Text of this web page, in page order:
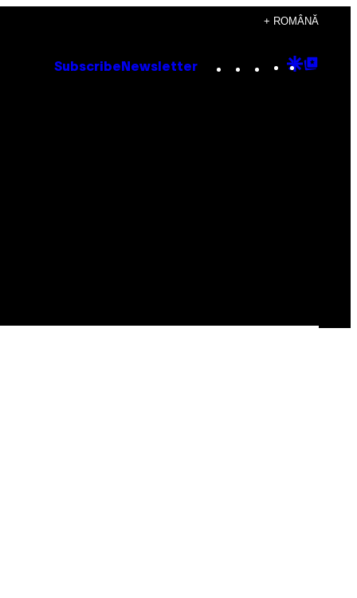
+ ROMÂNĂ
Subscribe Newsletter Instagram
TikTok
YouTube
Google